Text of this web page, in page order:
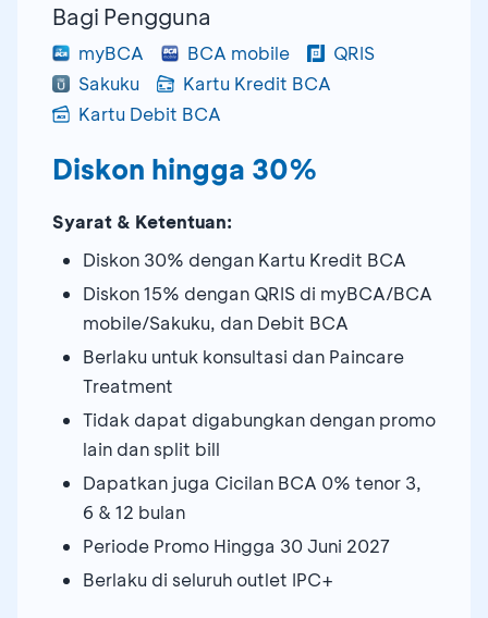
Bagi Pengguna
myBCA BCA mobile
QRIS
Sakuku
Kartu Kredit BCA
Kartu Debit BCA
Diskon hingga 30%
Syarat & Ketentuan:
Diskon 30% dengan Kartu Kredit BCA
Diskon 15% dengan QRIS di myBCA/BCA
mobile/Sakuku, dan Debit BCA
Berlaku untuk konsultasi dan Paincare
Treatment
Tidak dapat digabungkan dengan promo
lain dan split bill
Dapatkan juga Cicilan BCA 0% tenor 3,
6 & 12 bulan
Periode Promo Hingga 30 Juni 2027
Berlaku di seluruh outlet IPC+